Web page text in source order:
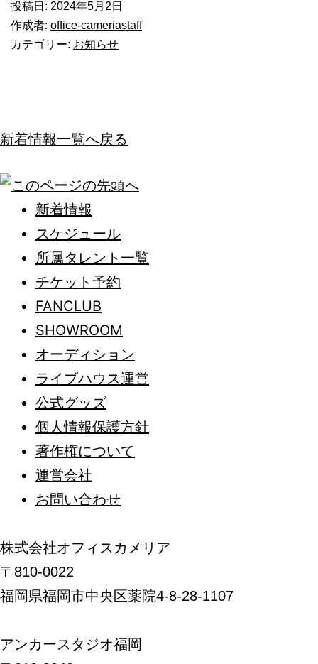
投稿日: 2024年5月2日
作成者: office-cameriastaff
カテゴリー: お知らせ
新着情報一覧へ戻る
新着情報
スケジュール
所属タレント一覧
チケット予約
FANCLUB
SHOWROOM
オーディション
ライブハウス運営
公式グッズ
個人情報保護方針
著作権について
運営会社
お問い合わせ
株式会社オフィスカメリア
〒810-0022
福岡県福岡市中央区薬院4-8-28-1107
アンカースタジオ福岡